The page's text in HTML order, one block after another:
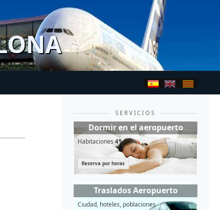
SERVICIOS
Dormir en el aeropuerto
Habitaciones4*
Reserva por horas
Traslados Aeropuerto
Ciudad, hoteles, poblaciones